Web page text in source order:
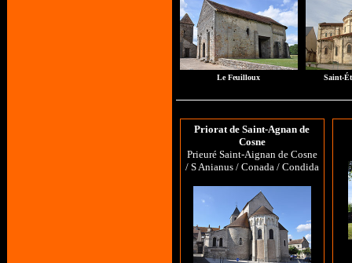
Le Feuilloux Saint-
Priorat de Saint-Agnan de
Cosne
Prieuré Saint-Aignan de Cosne
/ S Anianus / Conada / Condida